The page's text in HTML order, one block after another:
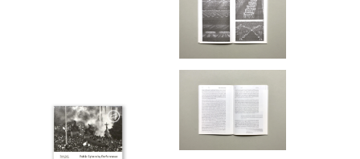
NAKLADATELSTVÍ
GALERIE